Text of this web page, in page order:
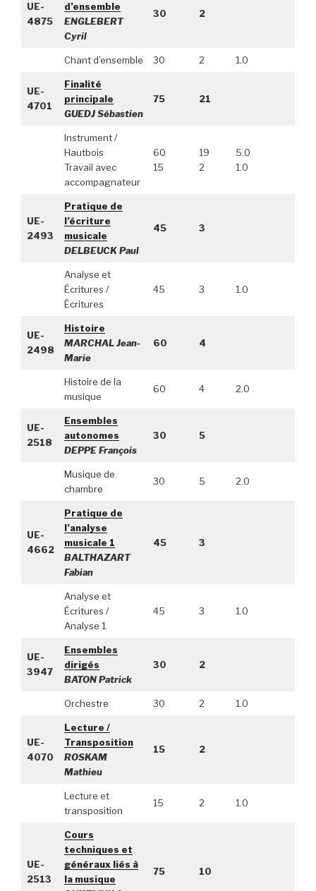
UE-
4875
d’ensemble
ENGLEBERT
Cyril
30 2
Chant d’ensemble 30 2 1.0
UE-
4701
Finalité
principale
GUEDJ Sébastien
75 21
Instrument /
Hautbois
Travail avec
accompagnateur
60
15
19
2
5.0
1.0
UE-
2493
Pratique de
l’écriture
musicale
DELBEUCK Paul
45 3
Analyse et
Écritures /
Écritures
45 3 1.0
UE-
2498
Histoire
MARCHAL Jean-
Marie
60 4
Histoire de la
musique
60 4 2.0
UE-
2518
Ensembles
autonomes
DEPPE François
30 5
Musique de
chambre
30 5 2.0
UE-
4662
Pratique de
l’analyse
musicale 1
BALTHAZART
Fabian
45 3
Analyse et
Écritures /
Analyse 1
45 3 1.0
UE-
3947
Ensembles
dirigés
BATON Patrick
30 2
Orchestre 30 2 1.0
UE-
4070
Lecture /
Transposition
ROSKAM
Mathieu
15 2
Lecture et
transposition
15 2 1.0
UE-
2513
Cours
techniques et
généraux liés à
la musique
75 10